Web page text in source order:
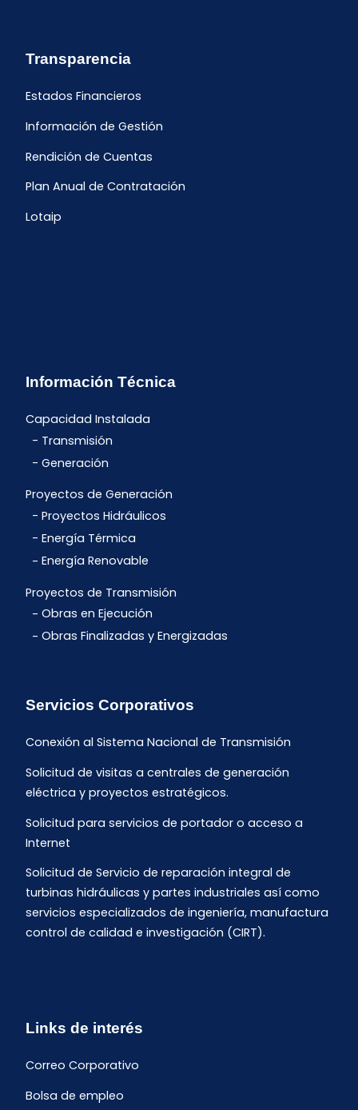
Transparencia
Estados Financieros
Información de Gestión
Rendición de Cuentas
Plan Anual de Contratación
Lotaip
Información Técnica
Capacidad Instalada
Transmisión
Generación
Proyectos de Generación
Proyectos Hidráulicos
Energía Térmica
Energía Renovable
Proyectos de Transmisión
Obras en Ejecución
Obras Finalizadas y Energizadas
Servicios Corporativos
Conexión al Sistema Nacional de Transmisión
Solicitud de visitas a centrales de generación
eléctrica y proyectos estratégicos.
Solicitud para servicios de portador o acceso a
Internet
Solicitud de Servicio de reparación integral de
turbinas hidráulicas y partes industriales así como
servicios especializados de ingeniería, manufactura
control de calidad e investigación (CIRT).
Links de interés
Correo Corporativo
Bolsa de empleo